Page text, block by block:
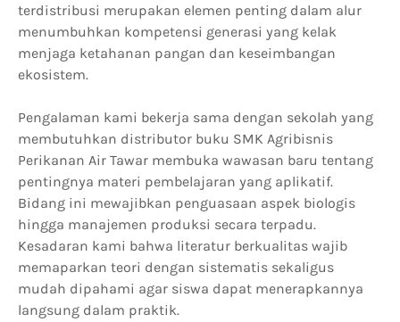
terdistribusi merupakan elemen penting dalam alur
menumbuhkan kompetensi generasi yang kelak
menjaga ketahanan pangan dan keseimbangan
ekosistem.
Pengalaman kami bekerja sama dengan sekolah yang
membutuhkan distributor buku SMK Agribisnis
Perikanan Air Tawar membuka wawasan baru tentang
pentingnya materi pembelajaran yang aplikatif.
Bidang ini mewajibkan penguasaan aspek biologis
hingga manajemen produksi secara terpadu.
Kesadaran kami bahwa literatur berkualitas wajib
memaparkan teori dengan sistematis sekaligus
mudah dipahami agar siswa dapat menerapkannya
langsung dalam praktik.